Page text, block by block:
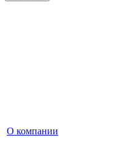
О компании